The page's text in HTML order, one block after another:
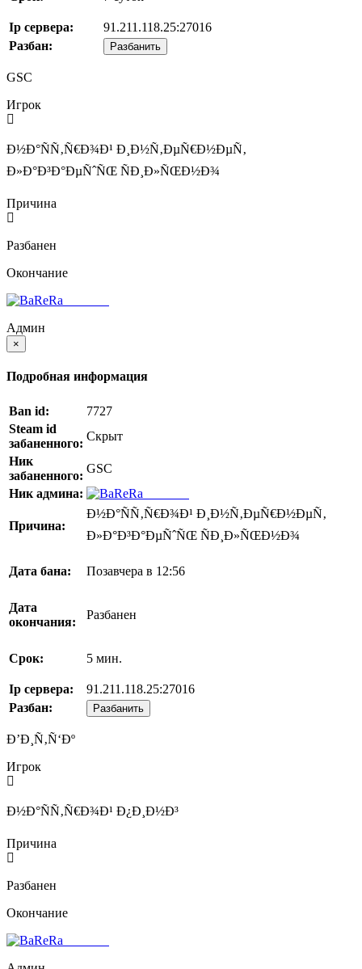
Ip сервера:
91.211.118.25:27016
Разбан:
Разбанить
GSC
Игрок
Ð½Ð°ÑÑ‚Ñ€Ð¾Ð¹ Ð¸Ð½Ñ‚ÐµÑ€Ð½ÐµÑ‚
Ð»Ð°Ð³Ð°ÐµÑˆÑŒ ÑÐ¸Ð»ÑŒÐ½Ð¾
Причина
Разбанен
Окончание
Админ
×
Подробная информация
Ban id:
7727
Steam id
забаненного:
Скрыт
Ник
забаненного:
GSC
Ник админа:
Причина:
Ð½Ð°ÑÑ‚Ñ€Ð¾Ð¹ Ð¸Ð½Ñ‚ÐµÑ€Ð½ÐµÑ‚
Ð»Ð°Ð³Ð°ÐµÑˆÑŒ ÑÐ¸Ð»ÑŒÐ½Ð¾
Дата бана: Позавчера в 12:56
Дата
окончания:
Разбанен
Срок: 5 мин.
Ip сервера:
91.211.118.25:27016
Разбан:
Разбанить
Ð’Ð¸Ñ‚Ñ‘Ðº
Игрок
Ð½Ð°ÑÑ‚Ñ€Ð¾Ð¹ Ð¿Ð¸Ð½Ð³
Причина
Разбанен
Окончание